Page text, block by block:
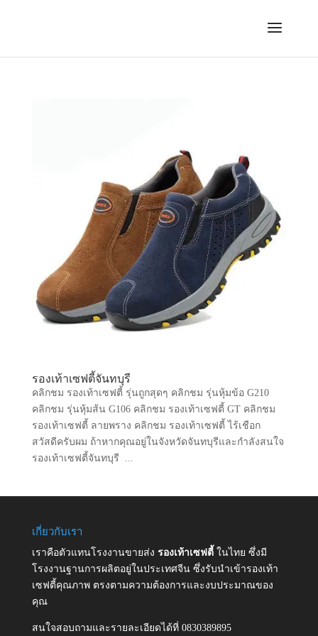
รองเท้าเซฟตี้จันทบุรี
คลิกชม รองเท้าเซฟตี้ รุ่นถูกสุดๆ คลิกชม รุ่นหุ้มข้อ G210
คลิกชม รุ่นหุ้มส้น G106 คลิกชม รองเท้าเซฟตี้ GT คลิกชม
รองเท้าเซฟตี้ ลายพราง คลิกชม รองเท้าเซฟตี้ ไร้เชือก
สวัสดีครับผม ถ้าหากคุณอยู่ในจังหวัดจันทบุรีและกำลังสนใจ
รองเท้าเซฟตี้จันทบุรี ...
เกี่ยวกับเรา
เราคือตัวแทนโรงงานขายส่ง รองเท้าเซฟตี้ ในไทย ซึ่งมี
โรงงานฐานการผลิตอยู่ในประเทศจีน ซึ่งรับนำเข้ารองเท้า
เซฟตี้คุณภาพ ตรงตามความต้องการและงบประมาณของ
คุณ
สนใจสอบถามและรายละเอียดได้ที่ 0830389895